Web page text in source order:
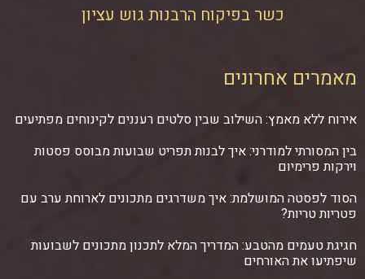
כשר בפיקוח הרבנות גוש עציון
מאמרים אחרונים
אירוח ללא מאמץ: השילוב שבין סלטים רעננים לקינוחים מפתיעים
בין המסורתי למודרני: איך לבנות תפריט שבועות מבוסס פסטות
וירקות פרימיום
הסוד לפסטה המושלמת: איך משדרגים מתכונים לארוחת ערב עם
פטריות טריות?
חגיגת טעמים מהטבע: המדריך המלא לתכנון מתכונים לשבועות
שיפתיעו את האורחים